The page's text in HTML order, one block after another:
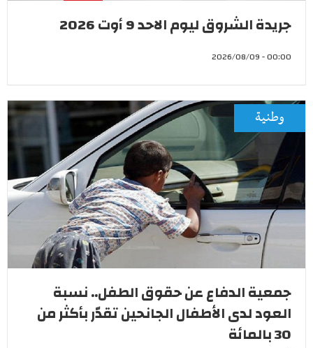
جريدة الشروق ليوم الاحد 9 أوت 2026
00:00 - 2026/08/09
وطنية
جمعية الدفاع عن حقوق الطفل.. نسبة
العود لدى الأطفال الجانحين تقدّر بأكثر من
30 بالمائة